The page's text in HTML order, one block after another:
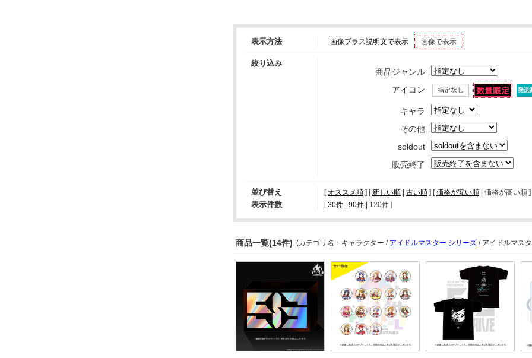
表示方法 画像プラス説明文で表示 画像で表示
絞り込み
商品ジャンル
アイコン
キャラ
その他
soldout
販売終了
並び替え [ オススメ順 ] [新しい順 古い順 ] [価格が安い順 | 価格が高い順
表示件数 [ 30件 90件 120件 ]
商品一覧(14件) (カテゴリ名：キャラクター / アイドルマスター シリーズ / アイドルマス